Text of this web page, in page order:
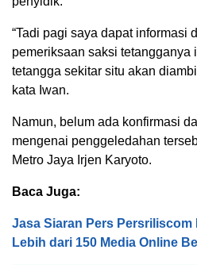
“Tadi pagi saya dapat informasi
pemeriksaan saksi tetangganya
tetangga sekitar situ akan
kata Iwan.
Namun, belum ada konfirmasi
mengenai penggeledahan
Metro Jaya Irjen Karyoto.
Baca Juga:
Jasa Siaran Pers Persriliscom
Lebih dari 150 Media Online